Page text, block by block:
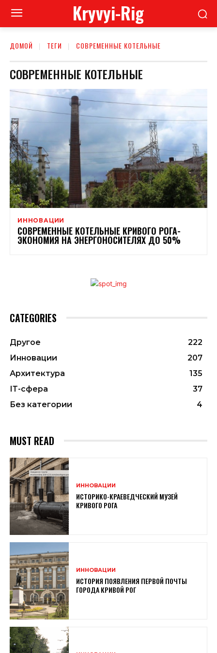
Kryvyi-Rig
ДОМОЙ ТЕГИ СОВРЕМЕННЫЕ КОТЕЛЬНЫЕ
СОВРЕМЕННЫЕ КОТЕЛЬНЫЕ
ИННОВАЦИИ
СОВРЕМЕННЫЕ КОТЕЛЬНЫЕ КРИВОГО РОГА-
ЭКОНОМИЯ НА ЭНЕРГОНОСИТЕЛЯХ ДО 50%
CATEGORIES
Другое
222
Инновации
207
Архитектура
135
ІТ-сфера
37
Без категории
4
MUST READ
ИННОВАЦИИ
ИСТОРИКО-КРАЕВЕДЧЕСКИЙ МУЗЕЙ
КРИВОГО РОГА
ИННОВАЦИИ
ИСТОРИЯ ПОЯВЛЕНИЯ ПЕРВОЙ ПОЧТЫ
ГОРОДА КРИВОЙ РОГ